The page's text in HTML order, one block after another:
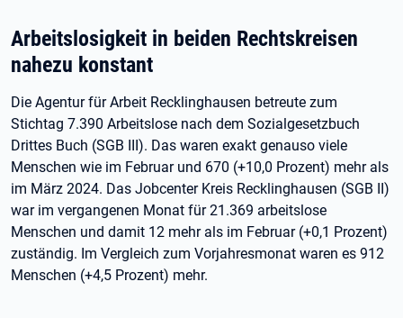
Arbeitslosigkeit in beiden Rechtskreisen
nahezu konstant
Die Agentur für Arbeit Recklinghausen betreute zum
Stichtag 7.390 Arbeitslose nach dem Sozialgesetzbuch
Drittes Buch (SGB III). Das waren exakt genauso viele
Menschen wie im Februar und 670 (+10,0 Prozent) mehr als
im März 2024. Das Jobcenter Kreis Recklinghausen (SGB II)
war im vergangenen Monat für 21.369 arbeitslose
Menschen und damit 12 mehr als im Februar (+0,1 Prozent)
zuständig. Im Vergleich zum Vorjahresmonat waren es 912
Menschen (+4,5 Prozent) mehr.